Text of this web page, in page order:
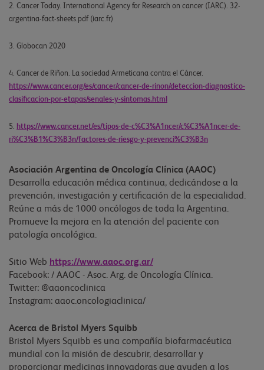
2. Cancer Today. International Agency for Research on cancer (IARC). 32-
argentina-fact-sheets.pdf (iarc.fr)
3. Globocan 2020
4. Cancer de Riñon. La sociedad Armeticana contra el Cáncer.
https://www.cancer.org/es/cancer/cancer-de-rinon/deteccion-diagnostico-
clasificacion-por-etapas/senales-y-sintomas.html
5.
https://www.cancer.net/es/tipos-de-c%C3%A1ncer/c%C3%A1ncer-de-
ri%C3%B1%C3%B3n/factores-de-riesgo-y-prevenci%C3%B3n
Asociación Argentina de Oncología Clínica (AAOC)
Desarrolla educación médica continua, dedicándose a la
prevención, investigación y certificación de la especialidad.
Reúne a más de 1000 oncólogos de toda la Argentina.
Promueve la mejora en la atención del paciente con
patología oncológica.
Sitio Web https://www.aaoc.org.ar/
Facebook: / AAOC - Asoc. Arg. de Oncología Clínica.
Twitter: @aaoncoclinica
Instagram: aaoc.oncologiaclinica/
Acerca de Bristol Myers Squibb
Bristol Myers Squibb es una compañía biofarmacéutica
mundial con la misión de descubrir, desarrollar y
proporcionar medicinas innovadoras que ayuden a los